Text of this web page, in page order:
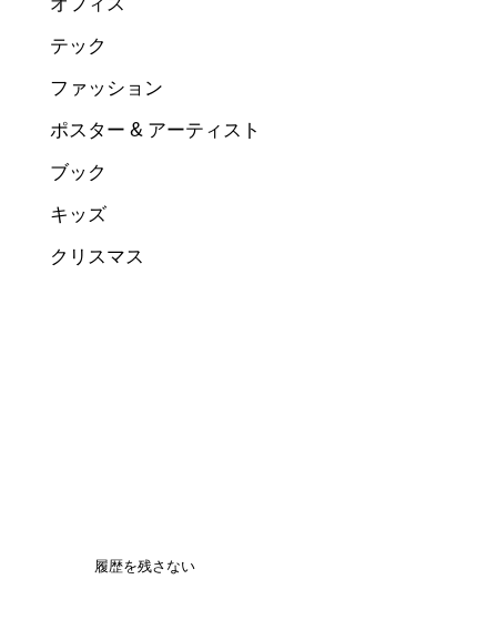
オフィス
テック
ファッション
ポスター & アーティスト
ブック
キッズ
クリスマス
履歴を残さない